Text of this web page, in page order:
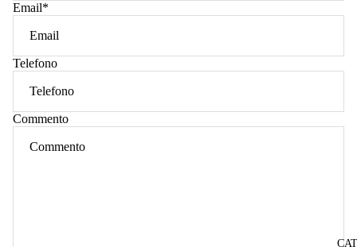
Email*
Telefono
Commento